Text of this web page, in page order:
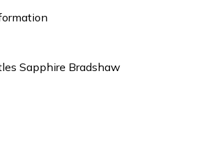
Sapphire Bradshaw